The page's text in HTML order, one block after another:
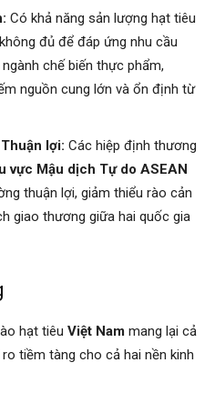
Có khả năng sản lượng hạt tiêu
không đủ để đáp ứng nhu cầu
chế biến thực phẩm,
nguồn cung lớn và ổn định từ
lợi: Các hiệp định thương
vực Mậu dịch Tự do ASEAN
thuận lợi, giảm thiểu rào cản
giao thương giữa hai quốc gia
hạt tiêu Việt Nam mang lại cả
tiềm tàng cho cả hai nền kinh